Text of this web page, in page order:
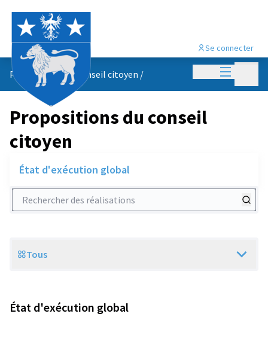
Menu
Se connecter
Propositions du conseil citoyen /
Propositions du conseil
citoyen
État d'exécution global
Rechercher des réalisations
Scope
Tous
État d'exécution global